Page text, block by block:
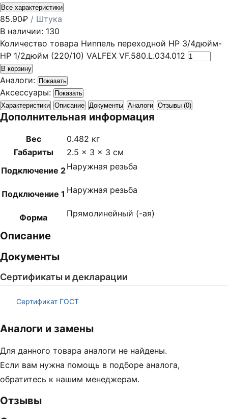
Все характеристики
85.90₽ / Штука
В наличии: 130
Количество товара Ниппель переходной НР 3/4дюйм-
НР 1/2дюйм (220/10) VALFEX VF.580.L.034.012
В корзину
Аналоги: Показать
Аксессуары: Показать
Характеристики Описание Документы Аналоги Отзывы (0)
Дополнительная информация
Вес
0.482 кг
Габариты
2.5 × 3 × 3 см
Подключение 2Наружная резьба
Подключение 1 Наружная резьба
Форма Прямолинейный (-ая)
Описание
Документы
Сертификаты и декларации
Сертификат ГОСТ
Аналоги и замены
Для данного товара аналоги не найдены.
Если вам нужна помощь в подборе аналога,
обратитесь к нашим менеджерам.
Отзывы